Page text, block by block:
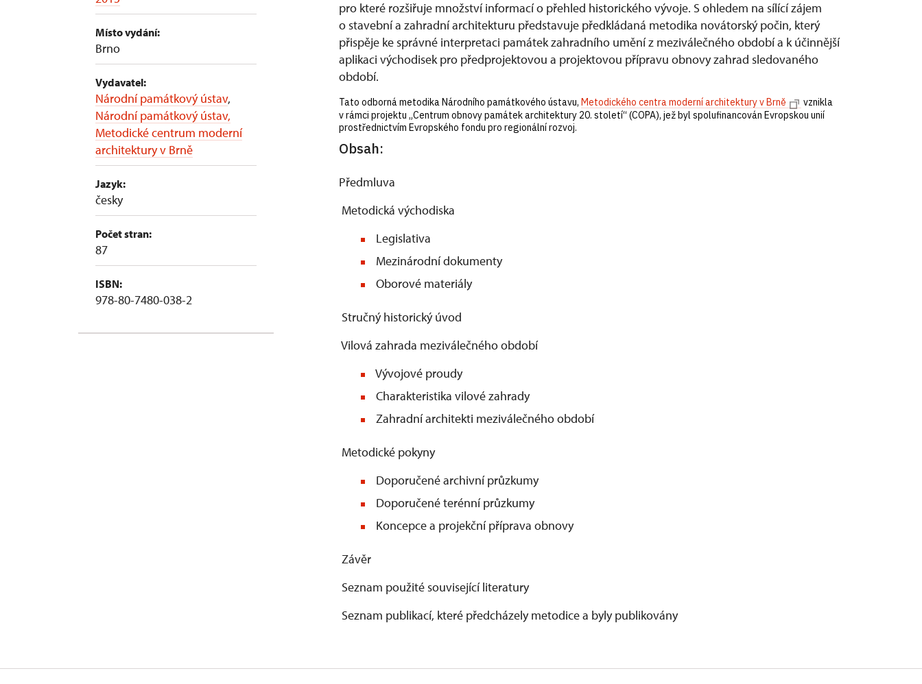
Místo vydání:
Brno
Vydavatel:
Národní památkový ústav,
Národní památkový ústav,
Metodické centrum moderní
architektury v Brně
Jazyk:
česky
Počet stran:
87
ISBN:
978-80-7480-038-2
pro které rozšiřuje množství informací o přehled historického vývoje. S ohledem na sílící zájem
o stavební a zahradní architekturu představuje předkládaná metodika novátorský počin, který
přispěje ke správné interpretaci památek zahradního umění z meziválečného období a k účinnější
aplikaci východisek pro předprojektovou a projektovou přípravu obnovy zahrad sledovaného
období.
Tato odborná metodika Národního památkového ústavu, Metodického centra moderní architektury v Brně
vznikla
v rámci projektu „Centrum obnovy památek architektury 20. století“ (COPA), jež byl spolufinancován Evropskou unií
prostřednictvím Evropského fondu pro regionální rozvoj.
Obsah:
Předmluva
Metodická východiska
Legislativa
Mezinárodní dokumenty
Oborové materiály
Stručný historický úvod
Vilová zahrada meziválečného období
Vývojové proudy
Charakteristika vilové zahrady
Zahradní architekti meziválečného období
Metodické pokyny
Doporučené archivní průzkumy
Doporučené terénní průzkumy
Koncepce a projekční příprava obnovy
Závěr
Seznam použité související literatury
Seznam publikací, které předcházely metodice a byly publikovány